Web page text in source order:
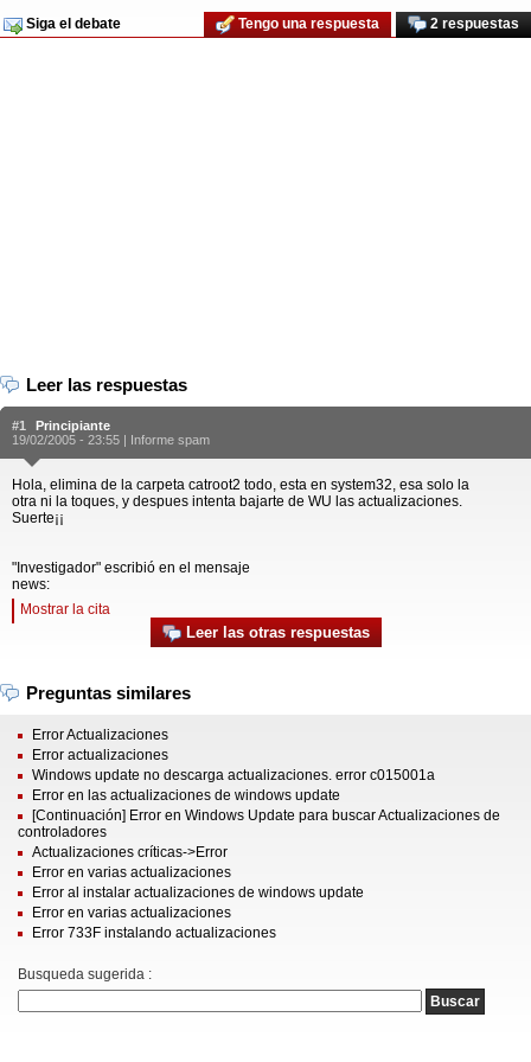
Siga el debate 2 respuestas
Tengo una respuesta
Leer las respuestas
#1
Principiante
19/02/2005 - 23:55 | Informe spam
Hola, elimina de la carpeta catroot2 todo, esta en system32, esa solo la
otra ni la toques, y despues intenta bajarte de WU las actualizaciones.
Suerte¡¡
"Investigador" escribió en el mensaje
news:
Mostrar la cita
Leer las otras respuestas
Preguntas similares
Error Actualizaciones
Error actualizaciones
Windows update no descarga actualizaciones. error c015001a
Error en las actualizaciones de windows update
[Continuación] Error en Windows Update para buscar Actualizaciones de
controladores
Actualizaciones críticas->Error
Error en varias actualizaciones
Error al instalar actualizaciones de windows update
Error en varias actualizaciones
Error 733F instalando actualizaciones
Busqueda sugerida :